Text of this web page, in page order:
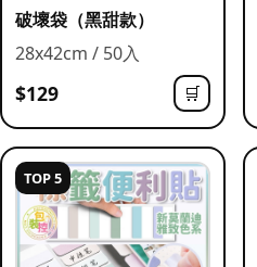
破壞袋（黑甜款）
28x42cm / 50入
$129 🛒
TOP 5